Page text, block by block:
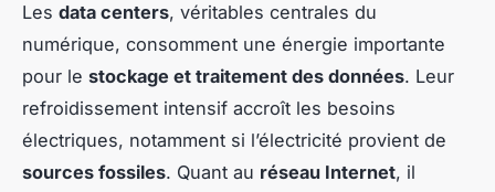
Les data centers, véritables centrales du
numérique, consomment une énergie importante
pour le stockage et traitement des données. Leur
refroidissement intensif accroît les besoins
électriques, notamment si l’électricité provient de
sources fossiles. Quant au réseau Internet, il